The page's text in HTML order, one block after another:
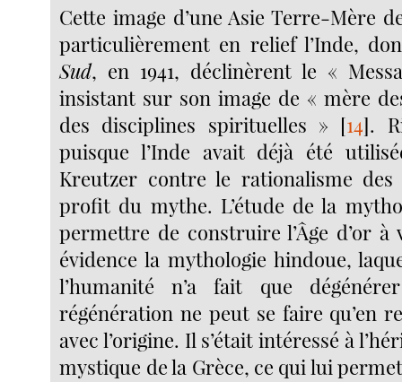
Cette image d’une Asie Terre-Mère
particulièrement en relief l’Inde,
Sud, en 1941, déclinèrent le «
insistant sur son image de « mère
des disciplines spirituelles » [14].
puisque l’Inde avait déjà été
Kreutzer contre le rationalisme
profit du mythe. L’étude de la
permettre de construire l’Âge d’or
évidence la mythologie hindoue,
l’humanité n’a fait que
régénération ne peut se faire qu’en
avec l’origine. Il s’était intéressé à
mystique de la Grèce, ce qui lui